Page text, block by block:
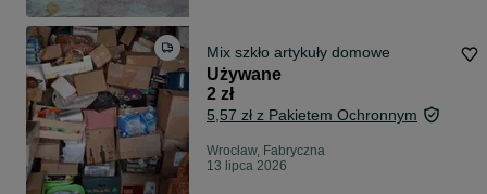
Mix szkło artykuły domowe
Używane
2 zł
5,57 zł z Pakietem Ochronnym
Wrocław, Fabryczna
13 lipca 2026